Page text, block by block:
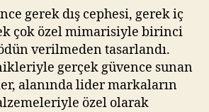
gerek dış cephesi, gerek iç
çok özel mimarisiyle birinci
verilmeden tasarlandı.
gerçek güvence sunan
alanında lider markaların
özel olarak